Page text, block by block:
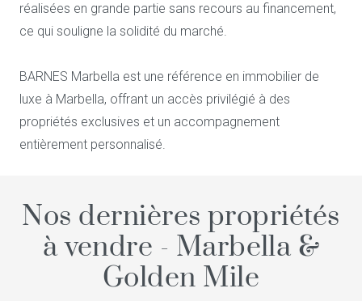
réalisées en grande partie sans recours au financement,
ce qui souligne la solidité du marché.
BARNES Marbella est une référence en immobilier de
luxe à Marbella, offrant un accès privilégié à des
propriétés exclusives et un accompagnement
entièrement personnalisé.
Nos dernières propriétés
à vendre - Marbella &
Golden Mile